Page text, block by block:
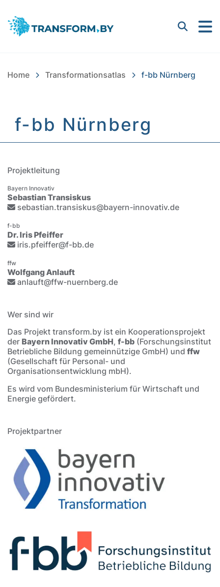
Bayern Innovativ GmbH
Suchen
Home Transformationsatlas f-bb Nürnberg
f-bb Nürnberg
Projektleitung
Bayern Innovativ
Sebastian Transiskus
sebastian.transiskus@bayern-innovativ.de
f-bb
Dr. Iris Pfeiffer
iris.pfeiffer@f-bb.de
ffw
Wolfgang Anlauft
anlauft@ffw-nuernberg.de
Wer sind wir
Das Projekt transform.by ist ein Kooperationsprojekt
der Bayern Innovativ GmbH, f-bb (Forschungsinstitut
Betriebliche Bildung gemeinnützige GmbH) und ffw
(Gesellschaft für Personal- und
Organisationsentwicklung mbH).
Es wird vom Bundesministerium für Wirtschaft und
Energie gefördert.
Projektpartner